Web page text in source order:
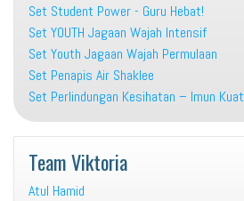
Set Student Power - Guru Hebat!
Set YOUTH Jagaan Wajah Intensif
Set Youth Jagaan Wajah Permulaan
Set Penapis Air Shaklee
Set Perlindungan Kesihatan – Imun Kuat
Team Viktoria
Atul Hamid